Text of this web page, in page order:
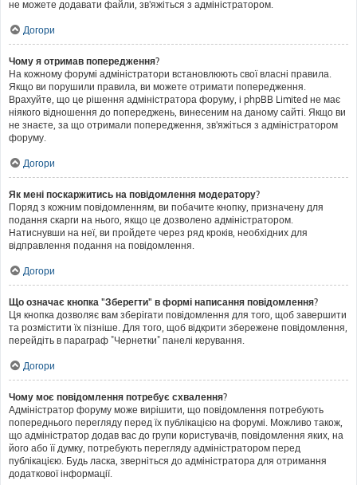
не можете додавати файли, зв'яжіться з адміністратором.
Догори
Чому я отримав попередження?
На кожному форумі адміністратори встановлюють свої власні правила.
Якщо ви порушили правила, ви можете отримати попередження.
Врахуйте, що це рішення адміністратора форуму, і phpBB Limited не має
ніякого відношення до попереджень, винесеним на даному сайті. Якщо ви
не знаєте, за що отримали попередження, зв'яжіться з адміністратором
форуму.
Догори
Як мені поскаржитись на повідомлення модератору?
Поряд з кожним повідомленням, ви побачите кнопку, призначену для
подання скарги на нього, якщо це дозволено адміністратором.
Натиснувши на неї, ви пройдете через ряд кроків, необхідних для
відправлення подання на повідомлення.
Догори
Що означає кнопка "Зберегти" в формі написання повідомлення?
Ця кнопка дозволяє вам зберігати повідомлення для того, щоб завершити
та розмістити їх пізніше. Для того, щоб відкрити збережене повідомлення,
перейдіть в параграф "Чернетки" панелі керування.
Догори
Чому моє повідомлення потребує схвалення?
Адміністратор форуму може вирішити, що повідомлення потребують
попереднього перегляду перед їх публікацією на форумі. Можливо також,
що адміністратор додав вас до групи користувачів, повідомлення яких, на
його або її думку, потребують перегляду адміністратором перед
публікацією. Будь ласка, зверніться до адміністратора для отримання
додаткової інформації.